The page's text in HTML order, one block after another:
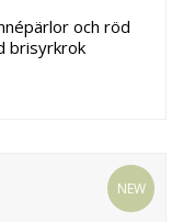
och röd
brisyrkrok
NEW